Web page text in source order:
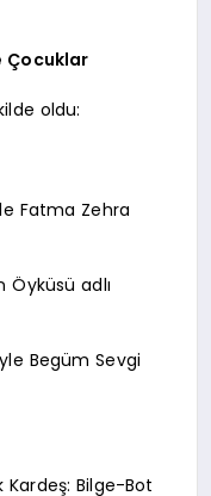
Çocuklar
oldu:
Fatma Zehra
Öyküsü adlı
Begüm Sevgi
Bilge-Bot